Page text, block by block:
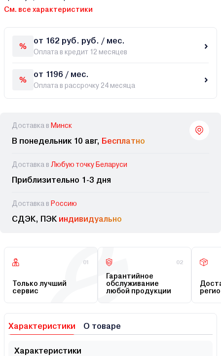
См. все характеристики
от 162 руб. руб. / мес.
Оплата в кредит 12 месяцев
от 1196 / мес.
Оплата в рассрочку 24 месяца
Доставка в Минск
В понедельник 10 авг, Бесплатно
Доставка в Любую точку Беларуси
Приблизительно 1-3 дня
Доставка в Россию
СДЭК, ПЭК индивидуально
01
Только лучший
сервис
02
Гарантийное
обслуживание
любой продукции
Характеристики О товаре
Характеристики